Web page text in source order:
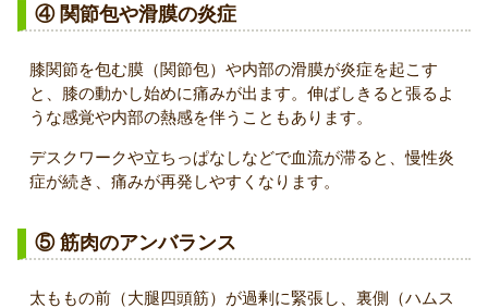
④ 関節包や滑膜の炎症
膝関節を包む膜（関節包）や内部の滑膜が炎症を起こす
と、膝の動かし始めに痛みが出ます。伸ばしきると張るよ
うな感覚や内部の熱感を伴うこともあります。
デスクワークや立ちっぱなしなどで血流が滞ると、慢性炎
症が続き、痛みが再発しやすくなります。
⑤ 筋肉のアンバランス
太ももの前（大腿四頭筋）が過剰に緊張し、裏側（ハムス